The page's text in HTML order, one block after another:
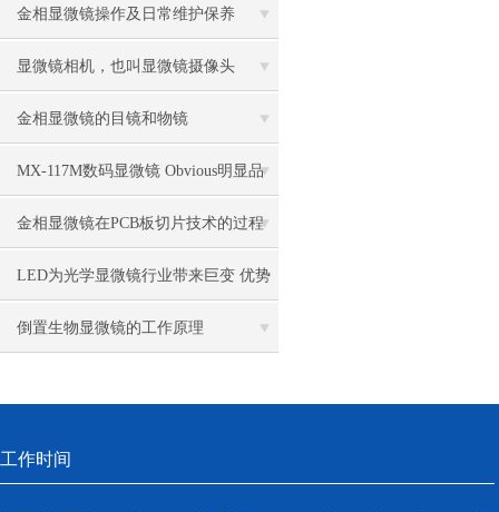
金相显微镜操作及日常维护保养
显微镜相机，也叫显微镜摄像头
金相显微镜的目镜和物镜
MX-117M数码显微镜 Obvious明显品
牌值得推荐
金相显微镜在PCB板切片技术的过程
控制中的作用
LED为光学显微镜行业带来巨变 优势
比传统卤素更明显
倒置生物显微镜的工作原理
工作时间